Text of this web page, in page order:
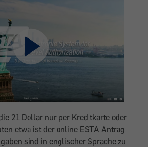
21 Dollar nur per Kreditkarte oder
etwa ist der online ESTA Antrag
sind in englischer Sprache zu